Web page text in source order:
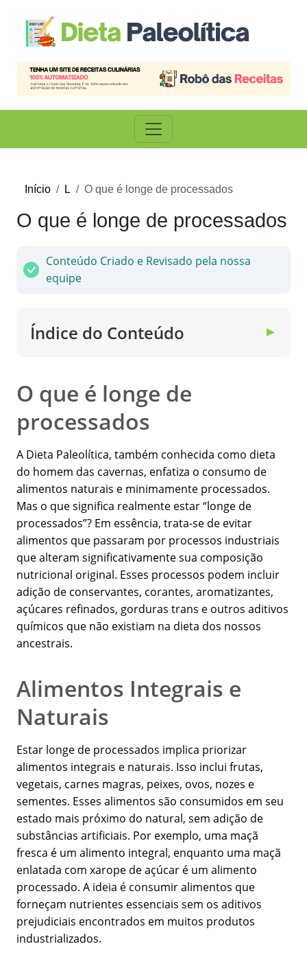
Início L O que é longe de processados
O que é longe de processados
Conteúdo Criado e Revisado pela nossa
equipe
Índice do Conteúdo ▼
O que é longe de
processados
A Dieta Paleolítica, também conhecida como dieta
do homem das cavernas, enfatiza o consumo de
alimentos naturais e minimamente processados.
Mas o que significa realmente estar “longe de
processados”? Em essência, trata-se de evitar
alimentos que passaram por processos industriais
que alteram significativamente sua composição
nutricional original. Esses processos podem incluir
adição de conservantes, corantes, aromatizantes,
açúcares refinados, gorduras trans e outros aditivos
químicos que não existiam na dieta dos nossos
ancestrais.
Alimentos Integrais e
Naturais
Estar longe de processados implica priorizar
alimentos integrais e naturais. Isso inclui frutas,
vegetais, carnes magras, peixes, ovos, nozes e
sementes. Esses alimentos são consumidos em seu
estado mais próximo do natural, sem adição de
substâncias artificiais. Por exemplo, uma maçã
fresca é um alimento integral, enquanto uma maçã
enlatada com xarope de açúcar é um alimento
processado. A ideia é consumir alimentos que
forneçam nutrientes essenciais sem os aditivos
prejudiciais encontrados em muitos produtos
industrializados.